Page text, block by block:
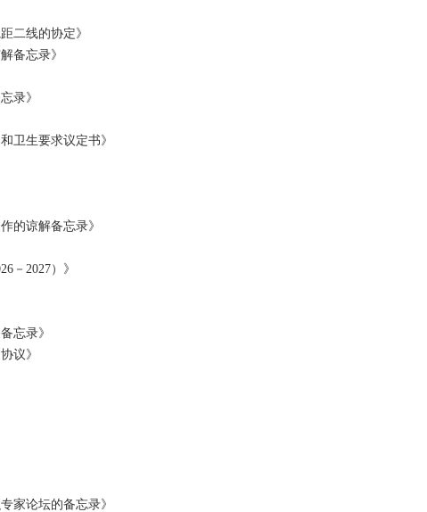
二线的协定》
备忘录》
录》
卫生要求议定书》
的谅解备忘录》
－2027）》
忘录》
议》
家论坛的备忘录》